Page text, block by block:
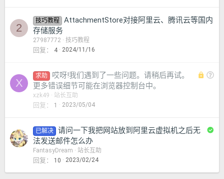
2
技巧教程
AttachmentStore对接阿里云、腾讯云等国内
存储服务
27987772 技巧教程
回复 4 2024/11/16
X
锁 问
求助
哎呀!我们遇到了一些问题。请稍后再试。
更多错误细节可能在浏览器控制台中。
xzk49 站长互助
回复 1 2023/05/04
已解决
请问一下我把网站放到阿里云虚拟机之后无
法发送邮件怎么办
FantasyDream 站长互助
回复 10 2023/02/24